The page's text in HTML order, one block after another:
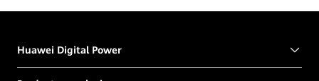
Huawei Digital Power